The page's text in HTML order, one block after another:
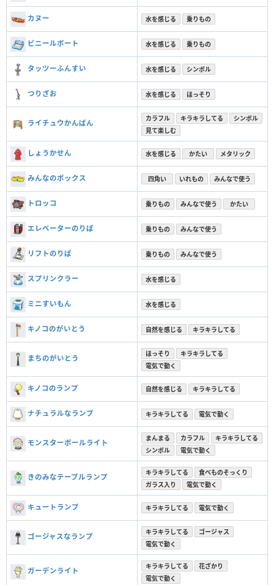
カヌー 水を感じる 乗りもの
ビニールボート 水を感じる 乗りもの
タッツーふんすい 水を感じる シンボル
つりざお 水を感じる ほっそり
ライチュウかんばん
カラフル キラキラしてる
シンボル
見て楽しむ
しょうかせん 水を感じる かたい メタリック
みんなのボックス 四角い いれもの みんなで使う
トロッコ 乗りもの みんなで使う かたい
エレベーターのりば 乗りもの みんなで使う
リフトのりば 乗りもの みんなで使う
スプリンクラー 水を感じる
ミニすいもん 水を感じる
キノコのがいとう 自然を感じる キラキラしてる
まちのがいとう
ほっそり
キラキラしてる
電気で動く
キノコのランプ 自然を感じる キラキラしてる
ナチュラルなランプ キラキラしてる 電気で動く
モンスターボールライト
まんまる カラフル
キラキラしてる
シンボル
電気で動く
きのみなテーブルランプ
キラキラしてる
食べものそっくり
ガラス入り
電気で動く
キュートランプ キラキラしてる 電気で動く
ゴージャスなランプ
キラキラしてる
ゴージャス
電気で動く
ガーデンライト
キラキラしてる
花ざかり
電気で動く